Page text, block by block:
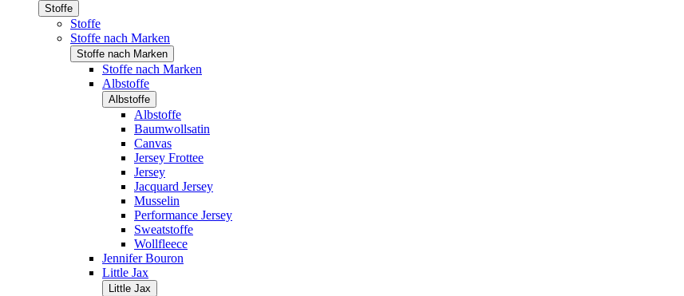
Stoffe
Stoffe
Stoffe nach Marken
Stoffe nach Marken
Stoffe nach Marken
Albstoffe
Albstoffe
Albstoffe
Baumwollsatin
Canvas
Jersey Frottee
Jersey
Jacquard Jersey
Musselin
Performance Jersey
Sweatstoffe
Wollfleece
Jennifer Bouron
Little Jax
Little Jax